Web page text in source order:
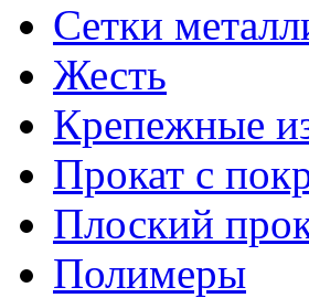
Сетки
Жесть
Крепежные
Прокат с
Плоский
Полимеры